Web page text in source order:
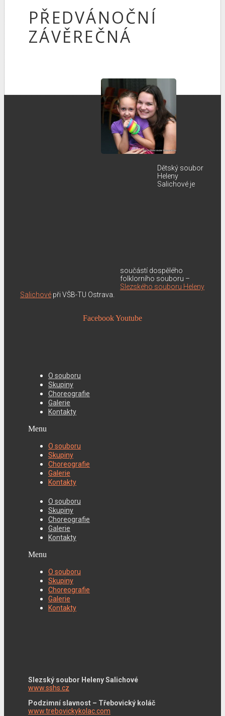
PŘEDVÁNOČNÍ
ZÁVĚREČNÁ
Dětský soubor
Heleny
Salichové je
součástí dospělého
folklorního souboru –
Slezského souboru Heleny
Salichové při VŠB-TU Ostrava.
FacebookYoutube
O souboru
Skupiny
Choreografie
Galerie
Kontakty
Menu
O souboru
Skupiny
Choreografie
Galerie
Kontakty
O souboru
Skupiny
Choreografie
Galerie
Kontakty
Menu
O souboru
Skupiny
Choreografie
Galerie
Kontakty
Slezský soubor Heleny Salichové
www.sshs.cz
Podzimní slavnost – Třebovický koláč
www.trebovickykolac.com